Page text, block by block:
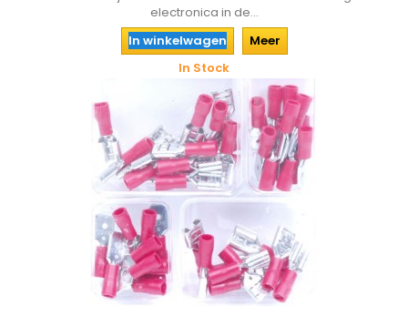
electronica in de...
In winkelwagen
Meer
In Stock